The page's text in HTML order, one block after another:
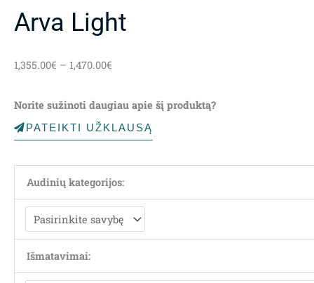
Arva Light
1,355.00€ – 1,470.00€
through
1,470.00€
Norite sužinoti daugiau apie šį produktą?
PATEIKTI UŽKLAUSĄ
Audinių kategorijos:
Išmatavimai: